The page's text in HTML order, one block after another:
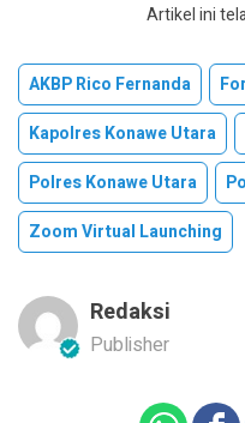
Artikel ini
AKBP Rico Fernanda
Kapolres Konawe Utara
Polres Konawe Utara
Zoom Virtual Launching
Redaksi
Publisher